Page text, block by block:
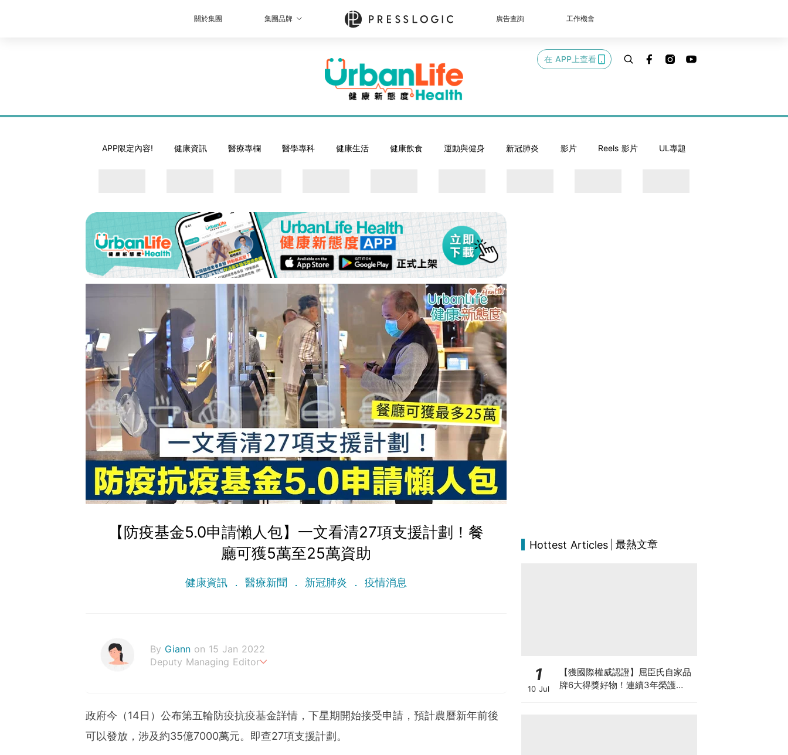
關於集團 集團品牌 廣告查詢 工作機會
在 APP上查看
APP限定內容! 健康資訊 醫療專欄 醫學專科 健康生活 健康飲食 運動與健身 新冠肺炎 影片 Reels 影片 UL專題
【防疫基金5.0申請懶人包】一文看清27項支援計劃！餐
廳可獲5萬至25萬資助
健康資訊 醫療新聞 新冠肺炎 疫情消息
By Giann on 15 Jan 2022
Deputy Managing Editor
政府今（14日）公布第五輪防疫抗疫基金詳情，下星期開始接受申請，預計農曆新年前後
可以發放，涉及約35億7000萬元。即查27項支援計劃。
Hottest Articles 最熱文章
1
10 Jul
【獲國際權威認證】屈臣氏自家品
牌6大得獎好物！連續3年榮護